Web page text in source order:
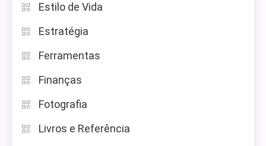
Estilo de Vida
Estratégia
Ferramentas
Finanças
Fotografia
Livros e Referência